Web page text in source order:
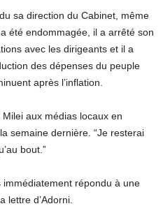
sa direction du Cabinet, même
été endommagée, il a arrêté son
avec les dirigeants et il a
des dépenses du peuple
après l’inflation.
aux médias locaux en
semaine dernière. “Je resterai
bout.”
immédiatement répondu à une
lettre d’Adorni.